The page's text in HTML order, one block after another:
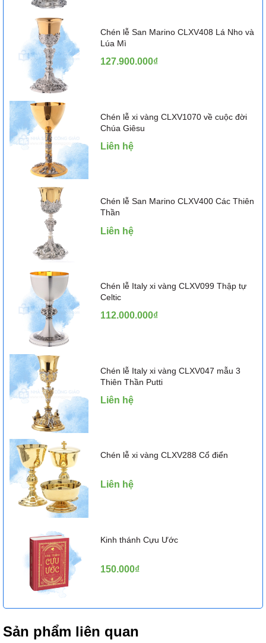
Chén lễ San Marino CLXV408 Lá Nho và
Lúa Mì
127.900.000₫
Chén lễ xi vàng CLXV1070 về cuộc đời
Chúa Giêsu
Liên hệ
Chén lễ San Marino CLXV400 Các Thiên
Thần
Liên hệ
Chén lễ Italy xi vàng CLXV099 Thập tự
Celtic
112.000.000₫
Chén lễ Italy xi vàng CLXV047 mẫu 3
Thiên Thần Putti
Liên hệ
Chén lễ xi vàng CLXV288 Cổ điển
Liên hệ
Kinh thánh Cựu Ước
150.000₫
Sản phẩm liên quan